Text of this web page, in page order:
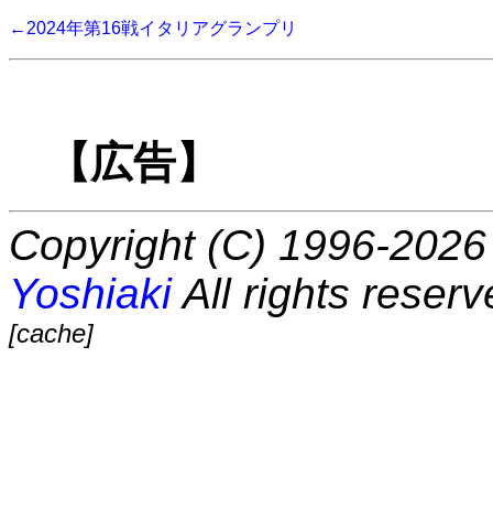
←2024年第16戦イタリアグランプリ
【広告】
Copyright (C) 1996-
YoshiakiAll rights
[cache]